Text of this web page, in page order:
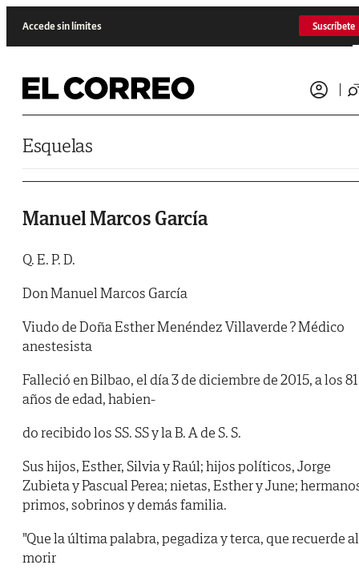
Accede sin límites Suscríbete
Esquelas
Manuel Marcos García
Q. E. P. D.
Don Manuel Marcos García
Viudo de Doña Esther Menéndez Villaverde ? Médico
anestesista
Falleció en Bilbao, el día 3 de diciembre de 2015, a los 81
años de edad, habien-
do recibido los SS. SS y la B. A de S. S.
Sus hijos, Esther, Silvia y Raúl; hijos políticos, Jorge
Zubieta y Pascual Perea; nietas, Esther y June;
primos, sobrinos y demás familia.
"Que la última palabra, pegadiza y terca, que recuerde al
morir